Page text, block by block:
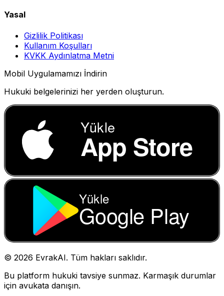
Yasal
Gizlilik Politikası
Kullanım Koşulları
KVKK Aydınlatma Metni
Mobil Uygulamamızı İndirin
Hukuki belgelerinizi her yerden oluşturun.
Yükle
App Store
Yükle
Google Play
© 2026 EvrakAI. Tüm hakları saklıdır.
Bu platform hukuki tavsiye sunmaz. Karmaşık durumlar
için avukata danışın.